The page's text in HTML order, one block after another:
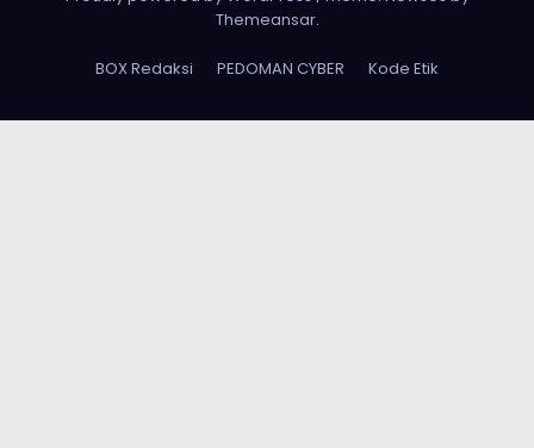
Themeansar.
BOX Redaksi PEDOMAN CYBER Kode Etik